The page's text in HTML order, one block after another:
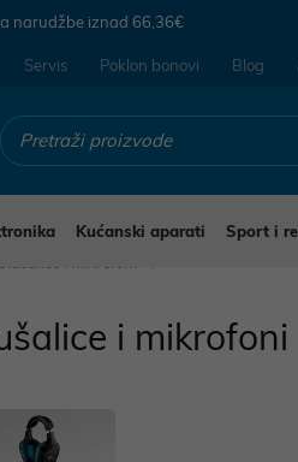
narudžbe iznad 66,36€
Servis Poklon bonovi Blog
Kućanski aparati Sport i
i mikrofoni